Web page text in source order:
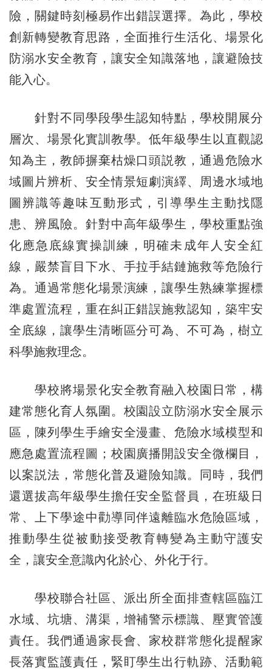
險，關鍵時刻極易作出錯誤選擇。為此，學校
創新轉變教育思路，全面推行生活化、場景化
防溺水安全教育，讓安全知識落地，讓避險技
能入心。
針對不同學段學生認知特點，學校開展分
層次、場景化實訓教學。低年級學生以直觀認
知為主，教師摒棄枯燥口頭説教，通過危險水
域圖片辨析、安全情景短劇演繹、周邊水域地
圖辨識等趣味互動形式，引導學生主動找隱
患、辨風險。針對中高年級學生，學校重點強
化應急底線實操訓練，明確未成年人安全紅
線，嚴禁盲目下水、手拉手結鏈施救等危險行
為。通過常態化場景演練，讓學生熟練掌握標
準處置流程，重在糾正錯誤施救認知，築牢安
全底線，讓學生清晰區分可為、不可為，樹立
科學施救理念。
學校將場景化安全教育融入校園日常，構
建常態化育人氛圍。校園設立防溺水安全展示
區，陳列學生手繪安全漫畫、危險水域模型和
應急處置流程圖；校園廣播開設安全微欄目，
以案説法，常態化普及避險知識。同時，我們
還選拔高年級學生擔任安全監督員，在班級日
常、上下學途中勸導同伴遠離臨水危險區域，
推動學生從被動接受教育轉變為主動守護安
全，讓安全意識內化於心、外化于行。
學校聯合社區、派出所全面排查轄區臨江
水域、坑塘、溝渠，增補警示標識、壓實管護
責任。我們通過家長會、家校群常態化提醒家
長落實監護責任，緊盯學生出行軌跡、活動範